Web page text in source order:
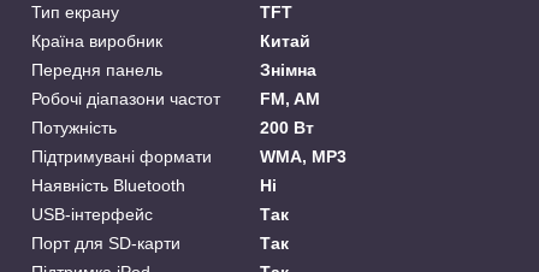
Тип екрану
TFT
Країна виробник
Китай
Передня панель
Знімна
Робочі діапазони частот
FM, AM
Потужність
200 Вт
Підтримувані формати
WMA, MP3
Наявність Bluetooth
Ні
USB-інтерфейс
Так
Порт для SD-карти
Так